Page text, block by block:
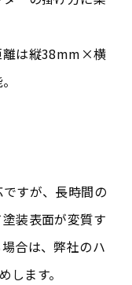
離は縦38mm×横
すが、長時間の
装表面が変質す
合は、弊社のハ
ます。